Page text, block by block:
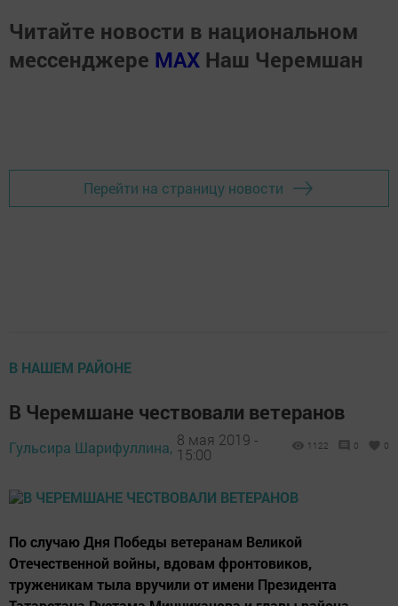
Читайте новости в национальном
мессенджере MАХ Наш Черемшан
Перейти на страницу новости
В НАШЕМ РАЙОНЕ
В Черемшане чествовали ветеранов
Гульсира Шарифуллина, 8 мая 2019 -
15:00
1122 0 0
По случаю Дня Победы ветеранам Великой
Отечественной войны, вдовам фронтовиков,
труженикам тыла вручили от имени Президента